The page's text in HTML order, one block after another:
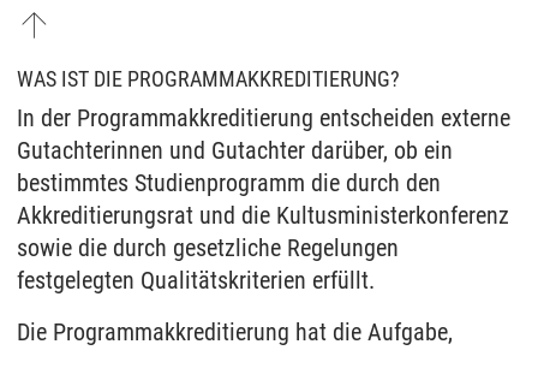
WAS IST DIE PROGRAMMAKKREDITIERUNG?
In der Programmakkreditierung entscheiden externe
Gutachterinnen und Gutachter darüber, ob ein
bestimmtes Studienprogramm die durch den
Akkreditierungsrat und die Kultusministerkonferenz
sowie die durch gesetzliche Regelungen
festgelegten Qualitätskriterien erfüllt.
Die Programmakkreditierung hat die Aufgabe,